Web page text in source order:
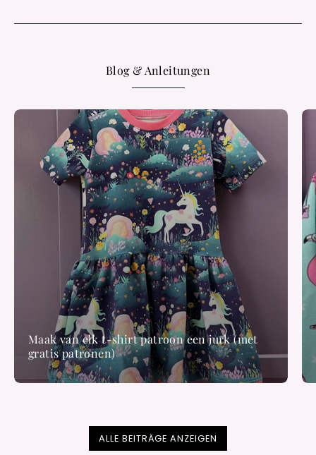
Blog & Anleitungen
Maak van elk t-shirt patroon een jurk (met
gratis patronen)
ALLE BEITRÄGE ANZEIGEN